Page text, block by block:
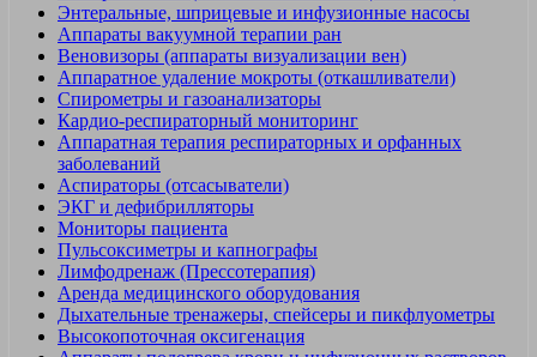
Энтеральные, шприцевые и инфузионные насосы
Аппараты вакуумной терапии ран
Веновизоры (аппараты визуализации вен)
Аппаратное удаление мокроты (откашливатели)
Спирометры и газоанализаторы
Кардио-респираторный мониторинг
Аппаратная терапия респираторных и орфанных
заболеваний
Аспираторы (отсасыватели)
ЭКГ и дефибрилляторы
Мониторы пациента
Пульсоксиметры и капнографы
Лимфодренаж (Прессотерапия)
Аренда медицинского оборудования
Дыхательные тренажеры, спейсеры и пикфлуометры
Высокопоточная оксигенация